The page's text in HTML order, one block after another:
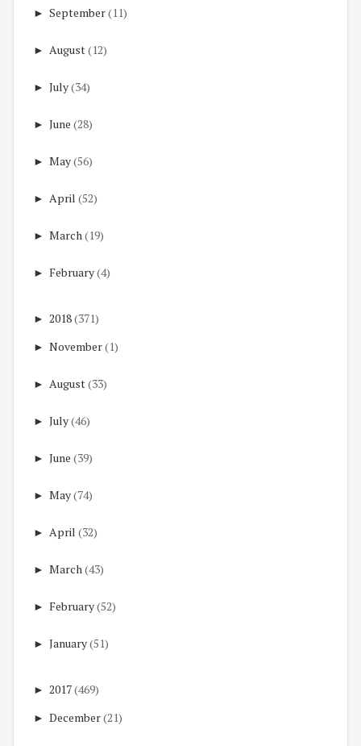
► September(11)
► August(12)
► July(34)
► June (28)
► May(56)
► April (52)
► March(19)
► February(4)
► 2018(371)
► November(1)
► August(33)
► July(46)
► June (39)
► May(74)
► April (32)
► March(43)
► February(52)
► January(51)
► 2017(469)
► December(21)